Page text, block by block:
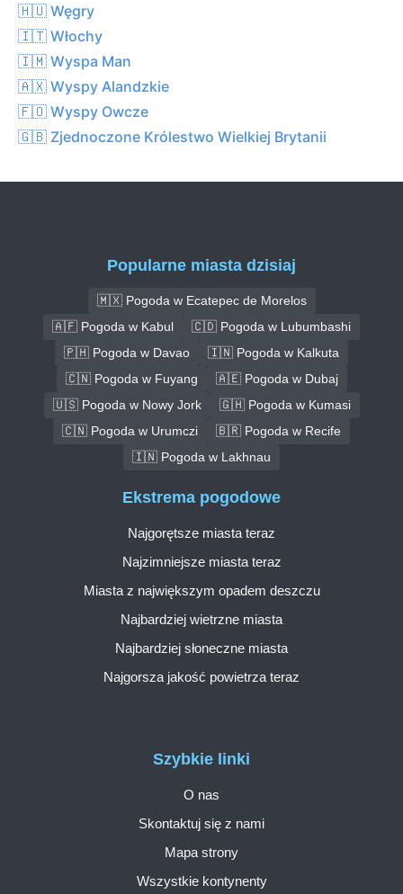
🇭🇺 Węgry
🇮🇹 Włochy
🇮🇲 Wyspa Man
🇦🇽 Wyspy Alandzkie
🇫🇴 Wyspy Owcze
🇬🇧 Zjednoczone Królestwo Wielkiej Brytanii
Popularne miasta dzisiaj
🇲🇽 Pogoda w Ecatepec de Morelos
🇦🇫 Pogoda w Kabul
🇨🇩 Pogoda w Lubumbashi
🇵🇭 Pogoda w Davao
🇮🇳 Pogoda w Kalkuta
🇨🇳 Pogoda w Fuyang
🇦🇪 Pogoda w Dubaj
🇺🇸 Pogoda w Nowy Jork
🇬🇭 Pogoda w Kumasi
🇨🇳 Pogoda w Urumczi
🇧🇷 Pogoda w Recife
🇮🇳 Pogoda w Lakhnau
Szybkie linki
O nas
Skontaktuj się z nami
Mapa strony
Wszystkie kontynenty
Ekstrema pogodowe
Najgorętsze miasta teraz
Najzimniejsze miasta teraz
Miasta z największym opadem deszczu
Najbardziej wietrzne miasta
Najbardziej słoneczne miasta
Najgorsza jakość powietrza teraz